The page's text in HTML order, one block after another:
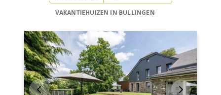
VAKANTIEHUIZEN IN BULLINGEN